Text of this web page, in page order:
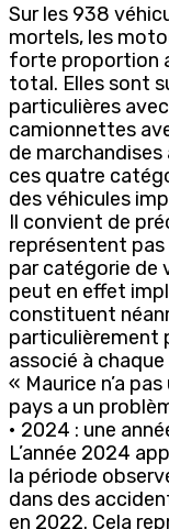
Sur les 938
mortels, les
forte proportion
total. Elles sont
particulières
camionnettes
de marchandises
ces quatre
des véhicules
Il convient de
représentent
par catégorie de
peut en effet
constituent
particulièrement
associé à
« Maurice n’a
pays a un
• 2024 : une
L’année 2024
la période
dans des
en 2022. Cela